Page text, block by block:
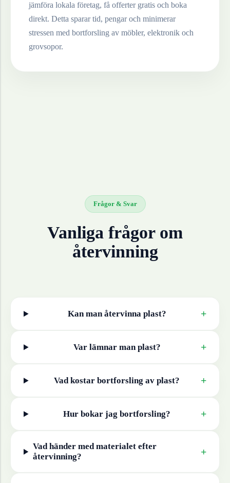
jämföra lokala företag, få offerter gratis och boka
direkt. Detta sparar tid, pengar och minimerar
stressen med bortforsling av möbler, elektronik och
grovsopor.
Frågor & Svar
Vanliga frågor om
återvinning
Kan man återvinna plast? +
Var lämnar man plast? +
Vad kostar bortforsling av plast? +
Hur bokar jag bortforsling? +
Vad händer med materialet efter
återvinning?
+